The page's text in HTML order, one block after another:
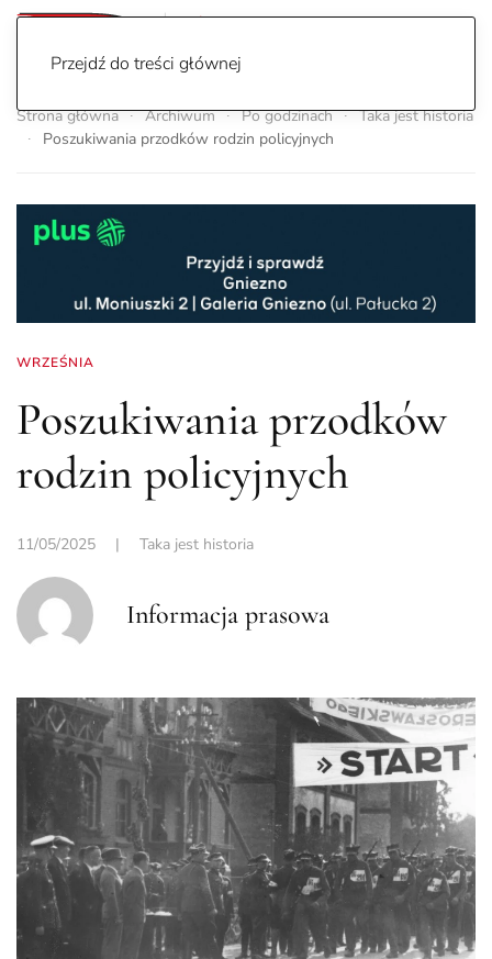
Przejdź do treści głównej
Strona główna Archiwum Po godzinach
Taka jest historia
Poszukiwania przodków rodzin policyjnych
WRZEŚNIA
Poszukiwania przodków
rodzin policyjnych
11/05/2025 | Taka jest historia
Informacja prasowa